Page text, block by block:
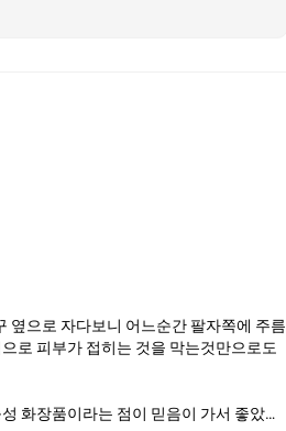
옆으로 자다보니 어느순간 팔자쪽에 주름
로 피부가 접히는 것을 막는것만으로도